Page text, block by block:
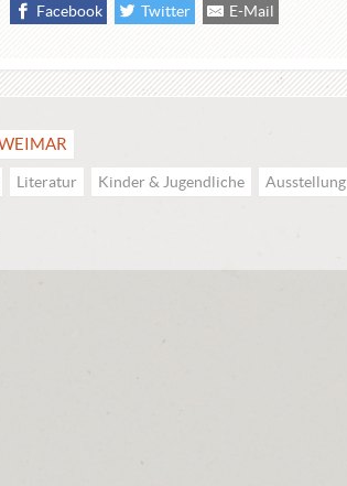
Facebook Twitter E-Mail
Literatur Kinder & Jugendliche Ausstellung